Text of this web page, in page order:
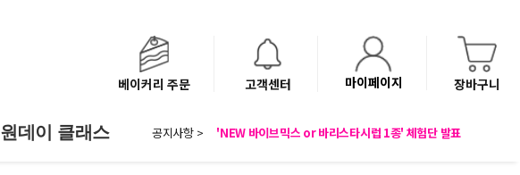
베이커리 주문 고객센터 마이페이지 장바구니
원데이 클래스 공지사항 >
베이커리(냉동직배송) 센터 이전에 따른 배송 일정 안내